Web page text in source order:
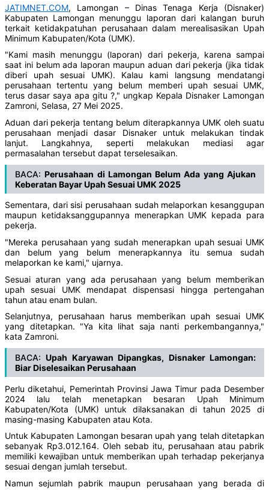
JATIMNET.COM, Lamongan – Dinas Tenaga Kerja (Disnaker)
Kabupaten Lamongan menunggu laporan dari kalangan buruh
terkait ketidakpatuhan perusahaan dalam merealisasikan Upah
Minimum Kabupaten/Kota (UMK).
"Kami masih menunggu (laporan) dari pekerja, karena sampai
saat ini belum ada laporan maupun aduan dari pekerja (jika tidak
diberi upah sesuai UMK). Kalau kami langsung mendatangi
perusahaan tertentu yang belum memberi upah sesuai UMK,
terus dasar saya apa gitu ?," ungkap Kepala Disnaker Lamongan
Zamroni, Selasa, 27 Mei 2025.
Aduan dari pekerja tentang belum diterapkannya UMK oleh suatu
perusahaan menjadi dasar Disnaker untuk melakukan tindak
lanjut. Langkahnya, seperti melakukan mediasi agar
permasalahan tersebut dapat terselesaikan.
BACA:Perusahaan di Lamongan Belum Ada yang Ajukan
Keberatan Bayar Upah Sesuai UMK 2025
Sementara, dari sisi perusahaan sudah melaporkan kesanggupan
maupun ketidaksanggupannya menerapkan UMK kepada para
pekerja.
"Mereka perusahaan yang sudah menerapkan upah sesuai UMK
dan belum yang belum menerapkannya itu semua sudah
melaporkan ke kami," ujarnya.
Sesuai aturan yang ada perusahaan yang belum memberikan
upah sesuai UMK mendapat dispensasi hingga pertengahan
tahun atau enam bulan.
Selanjutnya, perusahaan harus memberikan upah sesuai UMK
yang ditetapkan. "Ya kita lihat saja nanti perkembangannya,"
kata Zamroni.
BACA:Upah Karyawan Dipangkas, Disnaker Lamongan:
Biar Diselesaikan Perusahaan
Perlu diketahui, Pemerintah Provinsi Jawa Timur pada Desember
2024 lalu telah menetapkan besaran Upah Minimum
Kabupaten/Kota (UMK) untuk dilaksanakan di tahun 2025 di
masing-masing Kabupaten atau Kota.
Untuk Kabupaten Lamongan besaran upah yang telah ditetapkan
sebanyak Rp3.012.164. Oleh sebab itu, perusahaan atau pabrik
memiliki kewajiban untuk memberikan upah terhadap pekerjanya
sesuai dengan jumlah tersebut.
Namun sejumlah pabrik maupun perusahaan yang berada di